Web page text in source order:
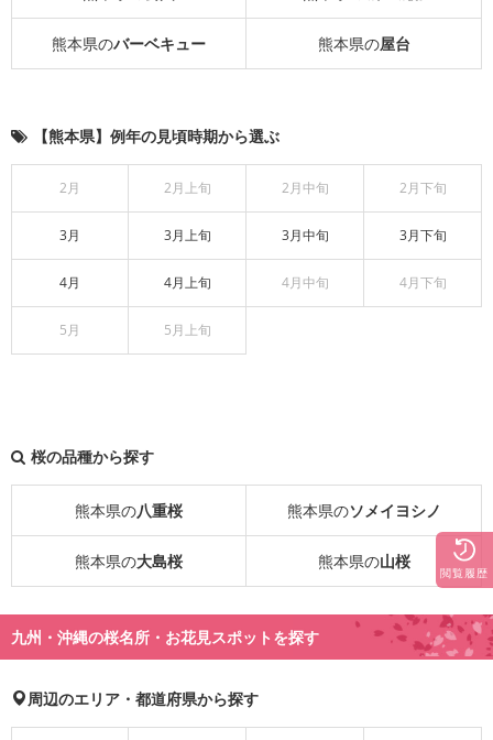
熊本県のバーベキュー 熊本県の屋台
【熊本県】例年の見頃時期から選ぶ
2月 2月上旬 2月中旬 2月下旬
3月 3月上旬 3月中旬 3月下旬
4月 4月上旬 4月中旬 4月下旬
5月 5月上旬
桜の品種から探す
熊本県の八重桜 熊本県のソメイヨシノ
熊本県の大島桜 熊本県の山桜
九州・沖縄の桜名所・お花見スポットを探す
周辺のエリア・都道府県から探す
閲覧履歴